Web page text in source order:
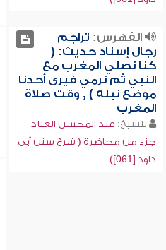
الفهرس: تراجم
رجال إسناد حديث: (
كنا نصلي المغرب مع
النبي ثم نرمي فيرى أحدنا
موضع نبله ) , وقت صلاة
المغرب
للشيخ: عبد المحسن العباد
جزء من محاضرة ( شرح سنن أبي
داود [061])